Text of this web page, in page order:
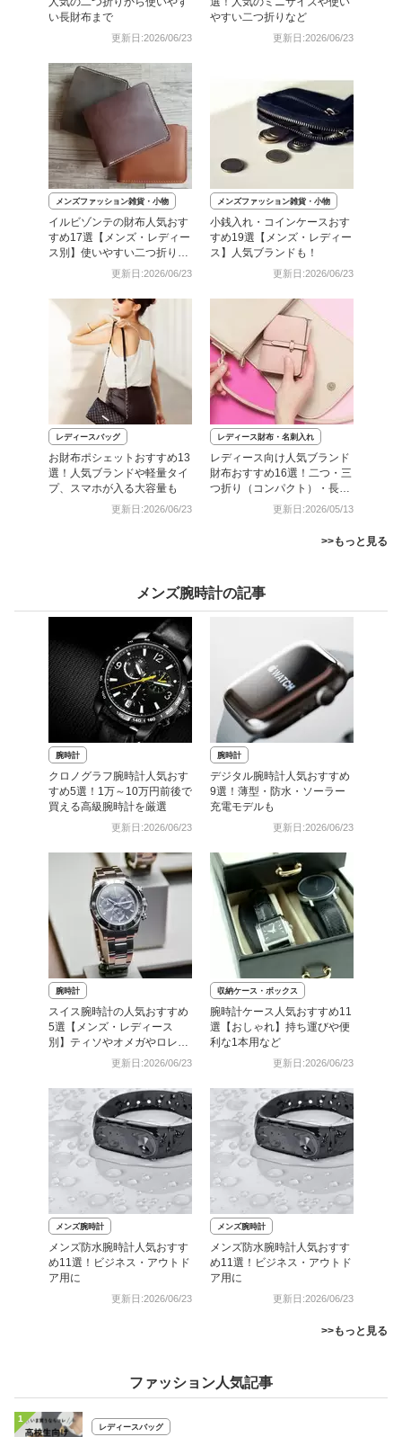
い長財布まで
更新日:2026/06/23
やすい二つ折りなど
更新日:2026/06/23
メンズファッション雑貨・小物
イルビゾンテの財布人気おす
すめ17選【メンズ・レディー
ス別】使いやすい二つ折りな
更新日:2026/06/23
メンズファッション雑貨・小物
小銭入れ・コインケースおす
すめ19選【メンズ・レディー
ス】人気ブランドも！
更新日:2026/06/23
レディースバッグ
お財布ポシェットおすすめ13
選！人気ブランドや軽量タイ
プ、スマホが入る大容量も
更新日:2026/06/23
レディース財布・名刺入れ
レディース向け人気ブランド
財布おすすめ16選！二つ・三
つ折り（コンパクト）・長財
更新日:2026/05/13
>>もっと見る
メンズ腕時計の記事
腕時計
クロノグラフ腕時計人気おす
すめ5選！1万～10万円前後で
買える高級腕時計を厳選
更新日:2026/06/23
腕時計
デジタル腕時計人気おすすめ
9選！薄型・防水・ソーラー
充電モデルも
更新日:2026/06/23
腕時計
スイス腕時計の人気おすすめ
5選【メンズ・レディース
別】ティソやオメガやロレッ
更新日:2026/06/23
収納ケース・ボックス
腕時計ケース人気おすすめ11
選【おしゃれ】持ち運びや便
利な1本用など
更新日:2026/06/23
メンズ腕時計
メンズ防水腕時計人気おすす
め11選！ビジネス・アウトド
ア用に
更新日:2026/06/23
メンズ腕時計
メンズ防水腕時計人気おすす
め11選！ビジネス・アウトド
ア用に
更新日:2026/06/23
>>もっと見る
ファッション人気記事
1
レディースバッグ